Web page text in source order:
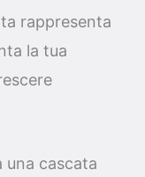
rappresenta
la tua
una cascata